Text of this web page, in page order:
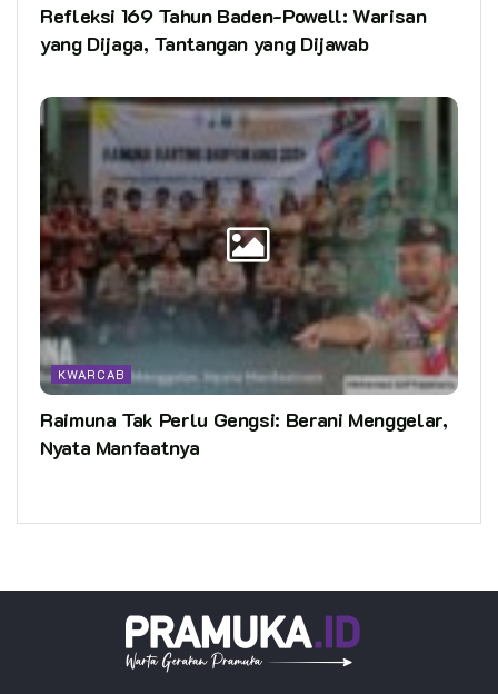
Refleksi 169 Tahun Baden-Powell: Warisan
yang Dijaga, Tantangan yang Dijawab
KWARCAB
Raimuna Tak Perlu Gengsi: Berani Menggelar,
Nyata Manfaatnya